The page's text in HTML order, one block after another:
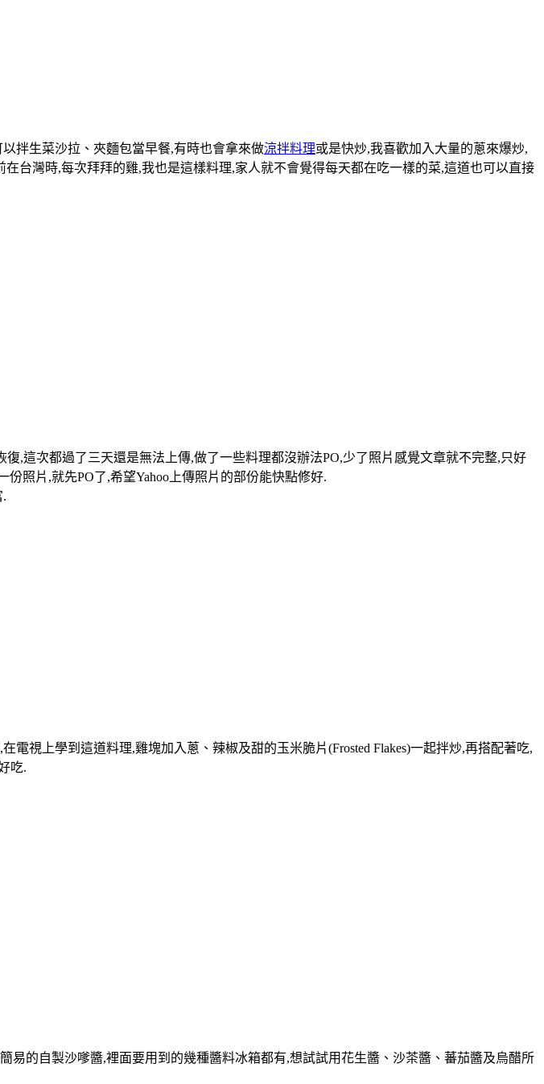
拌生菜沙拉、夾麵包當早餐,有時也會拿來做涼拌料理或是快炒,我喜歡加入大量的蔥來爆炒,
台灣時,每次拜拜的雞,我也是這樣料理,家人就不會覺得每天都在吃一樣的菜,這道也可以直接
,這次都過了三天還是無法上傳,做了一些料理都沒辦法PO,少了照片感覺文章就不完整,只好
照片,就先PO了,希望Yahoo上傳照片的部份能快點修好.
.
視上學到這道料理,雞塊加入蔥、辣椒及甜的玉米脆片(Frosted Flakes)一起拌炒,再搭配著吃,
吃.
的自製沙嗲醬,裡面要用到的幾種醬料冰箱都有,想試試用花生醬、沙茶醬、蕃茄醬及烏醋所